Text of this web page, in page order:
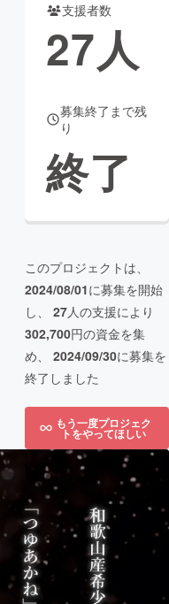
支援者数
27人
募集終了まで残
り
終了
このプロジェクトは、
2024/08/01に募集を開始
し、 27人の支援により
302,700円の資金を集
め、 2024/09/30に募集を
終了しました
もう一度プロジェク
トをやってほしい